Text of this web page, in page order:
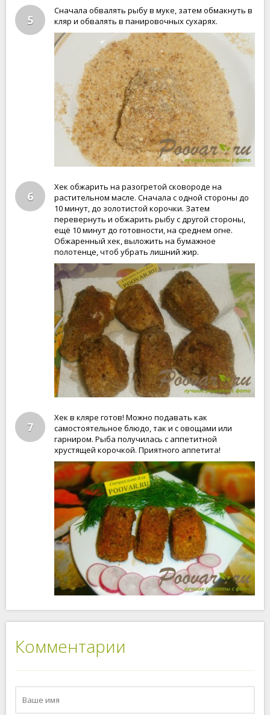
5
Сначала обвалять рыбу в муке, затем обмакнуть в
кляр и обвалять в панировочных сухарях.
6
Хек обжарить на разогретой сковороде на
растительном масле. Сначала с одной стороны до
10 минут, до золотистой корочки. Затем
перевернуть и обжарить рыбу с другой стороны,
ещё 10 минут до готовности, на среднем огне.
Обжаренный хек, выложить на бумажное
полотенце, чтоб убрать лишний жир.
7
Хек в кляре готов! Можно подавать как
самостоятельное блюдо, так и с овощами или
гарниром. Рыба получилась с аппетитной
хрустящей корочкой. Приятного аппетита!
Комментарии